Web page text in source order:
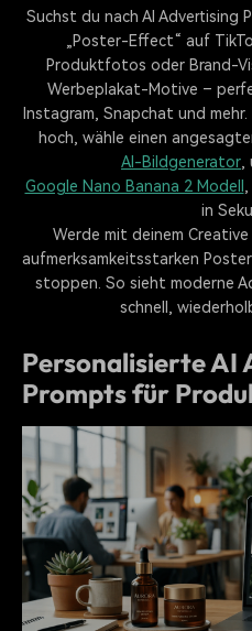
Suchst du nach AI Advertising
„Poster-Effect“ auf
Produktfotos oder Brand-
Werbeplakat-Motive –
Instagram, Snapchat und
hoch, wähle einen
AI-Bildgenerator
Google Nano Banana 2 Modell
in
Werde mit deinem Creative
aufmerksamkeitsstarken
stoppen. So sieht moderne
schnell,
Personalisierte AI
Prompts für